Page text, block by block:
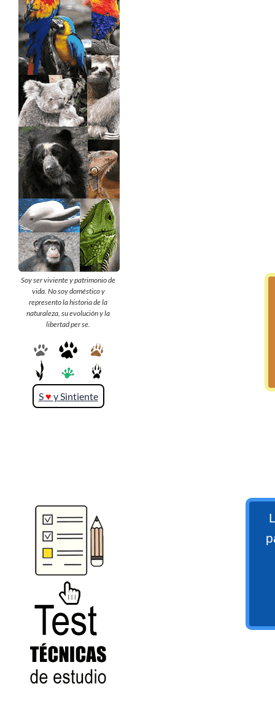
>> Ingresar YA a este tutorial
Estructuras de Datos II
[Ingresar]
Ver/Ocultar temario
Axiomatización Ξ Tablas de decisión
Ξ Polinomios como listas ligadas Ξ
Pilas como lista ligada Ξ Colas
como lista ligada Ξ Arreglos en
memoria Ξ Matrices dispersas en
vector y lista ligada Ξ Árboles
binarios Ξ Árboles AVL Ξ Grafos Ξ
Tratamiento de archivos.
>> Ingresar YA a este tutorial
Matemáticas Básicas y
Ver/Ocultar temario
La numeración Ξ Los números Ξ El
numeral 0 y 1 Ξ Los números
naturales (N) Ξ Operaciones con
naturales Ξ Los números enteros (Z)
Ξ Operaciones con enteros Ξ Los
números racionales (Q) Ξ
Operaciones con racionales Ξ Los
números irracionales (Q') Ξ
Operaciones con irracionales Ξ
Soy ser viviente y patrimonio de
vida. No soy doméstico y
represento la historia de la
naturaleza, su evolución y la
libertad per se.
S♥ y Sintiente